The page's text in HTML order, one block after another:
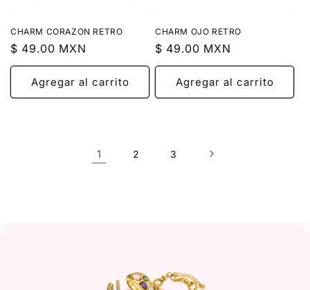
CHARM CORAZON RETRO
Precio
habitual
$ 49.00 MXN
Agregar al carrito
CHARM OJO RETRO
Precio
habitual
$ 49.00 MXN
Agregar al carrito
1 2 3